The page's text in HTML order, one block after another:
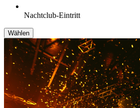
Nachtclub-Eintritt
Wählen